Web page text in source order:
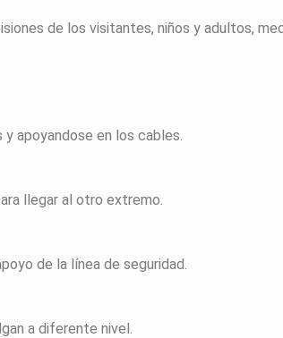
de los visitantes, niños y adultos,
apoyandose en los cables.
llegar al otro extremo.
de la línea de seguridad.
a diferente nivel.